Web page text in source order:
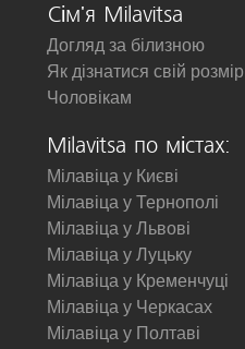
Сім'я Milavitsa
Догляд за білизною
Як дізнатися свій розмір
Чоловікам
Milavitsa по містах:
Мілавіца у Києві
Мілавіца у Тернополі
Мілавіца у Львові
Мілавіца у Луцьку
Мілавіца у Кременчуці
Мілавіца у Черкасах
Мілавіца у Полтаві